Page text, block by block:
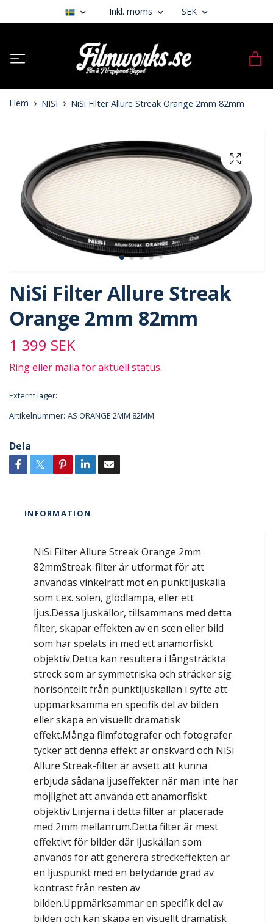
Inkl. moms SEK
Hem NISI NiSi Filter Allure Streak Orange 2mm 82mm
NiSi Filter Allure Streak
Orange 2mm 82mm
1 399 SEK
Ring eller maila för aktuell status.
Externt lager:
Artikelnummer: AS ORANGE 2MM 82MM
Dela
INFORMATION
NiSi Filter Allure Streak Orange 2mm
82mmStreak-filter är utformat för att
användas vinkelrätt mot en punktljuskälla
som t.ex. solen, glödlampa, eller ett
ljus.Dessa ljuskällor, tillsammans med detta
filter, skapar effekten av en scen eller bild
som har spelats in med ett anamorfiskt
objektiv.Detta kan resultera i långsträckta
streck som är symmetriska och sträcker sig
horisontellt från punktljuskällan i syfte att
uppmärksamma en specifik del av bilden
eller skapa en visuellt dramatisk
effekt.Många filmfotografer och fotografer
tycker att denna effekt är önskvärd och NiSi
Allure Streak-filter är avsett att kunna
erbjuda sådana ljuseffekter när man inte har
möjlighet att använda ett anamorfiskt
objektiv.Linjerna i detta filter är placerade
med 2mm mellanrum.Detta filter är mest
effektivt för bilder där ljuskällan som
används för att generera streckeffekten är
en ljuspunkt med en betydande grad av
kontrast från resten av
bilden.Uppmärksammar en specifik del av
bilden och kan skapa en visuellt dramatisk